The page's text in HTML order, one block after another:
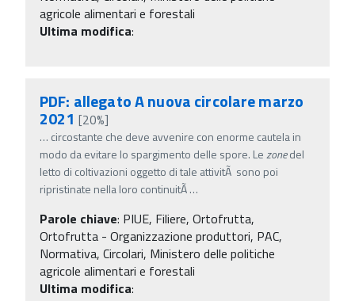
agricole alimentari e forestali
Ultima modifica:
PDF: allegato A nuova circolare marzo
2021 [20%]
… circostante che deve avvenire con enorme cautela in
modo da evitare lo spargimento delle spore. Lezonedel
letto di coltivazioni oggetto di tale attivitÃ sono poi
ripristinate nella loro continuitÃ…
Parole chiave: PIUE, Filiere, Ortofrutta,
Ortofrutta - Organizzazione produttori, PAC,
Normativa, Circolari, Ministero delle politiche
agricole alimentari e forestali
Ultima modifica: